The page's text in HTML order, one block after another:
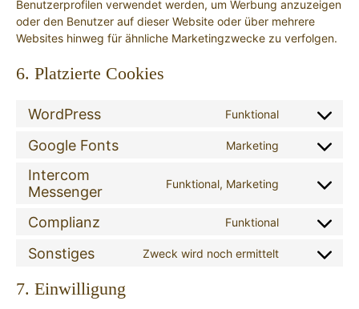
Benutzerprofilen verwendet werden, um Werbung anzuzeigen
oder den Benutzer auf dieser Website oder über mehrere
Websites hinweg für ähnliche Marketingzwecke zu verfolgen.
6. Platzierte Cookies
WordPress Funktional
Consent
service
Google Fonts Marketing
Consent
service
Intercom
Messenger
Funktional, Marketing
Consent
service
messenger
Complianz Funktional
Consent
service
Sonstiges Zweck wird noch ermittelt
Consent
7. Einwilligung